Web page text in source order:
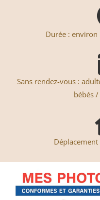
Durée : environ
Sans rendez-vous :
bébés